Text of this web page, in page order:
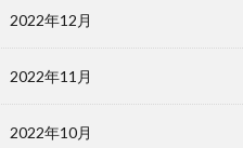
2022年12月
2022年11月
2022年10月